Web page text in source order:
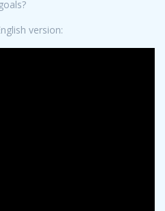
goals?
version: